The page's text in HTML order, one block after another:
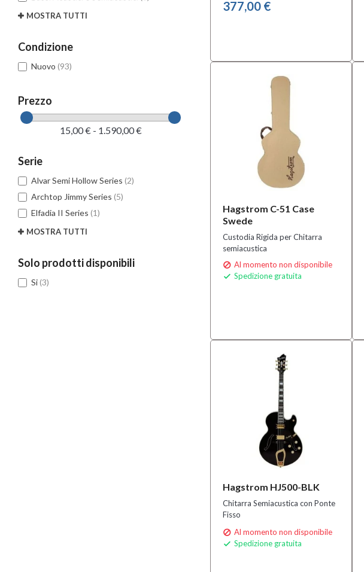
MOSTRA TUTTI
Condizione
Nuovo (93)
Prezzo
15,00 € - 1.590,00 €
Serie
Alvar Semi Hollow Series (2)
Archtop Jimmy Series (5)
Elfadia II Series (1)
MOSTRA TUTTI
Solo prodotti disponibili
Si(3)
377,00 €
Hagstrom C-51 Case
Swede
Custodia Rigida per Chitarra
semiacustica
 Al momento non disponibile
 Spedizione gratuita
Hagstrom HJ500-BLK
Chitarra Semiacustica con Ponte
Fisso
 Al momento non disponibile
 Spedizione gratuita